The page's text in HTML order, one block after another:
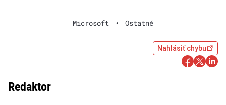
Microsoft • Ostatné
Nahlásiť chybu
Redaktor